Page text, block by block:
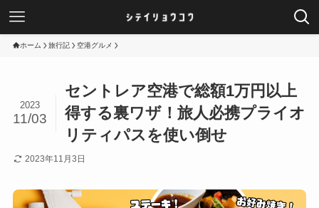
ホーム 旅行記 空港グルメ
セントレア空港で総額1万円以上
得する裏ワザ！旅人必携プライオ
リティパスを使い倒せ
2023
11/03
2023年11月3日